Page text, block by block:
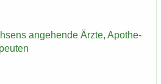
an­ge­hen­de Ärzte, Apo­the­